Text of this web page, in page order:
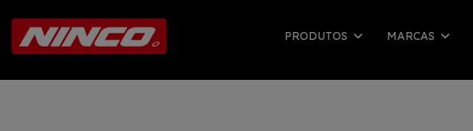
PRODUTOS MARCAS